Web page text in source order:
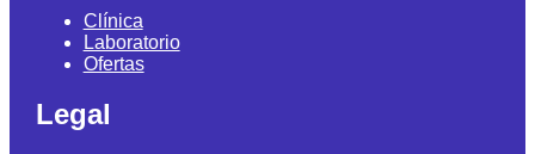
Clínica
Laboratorio
Ofertas
Legal